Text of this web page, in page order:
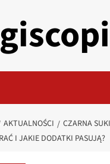
AKTUALNOŚCI
CZARNA
I JAKIE DODATKI PASUJĄ?